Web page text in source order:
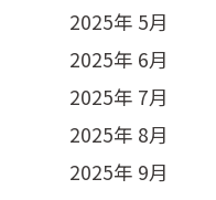
2025年 5月
2025年 6月
2025年 7月
2025年 8月
2025年 9月